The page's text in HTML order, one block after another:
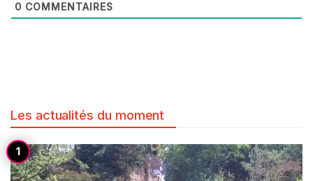
0 COMMENTAIRES
Les actualités du moment